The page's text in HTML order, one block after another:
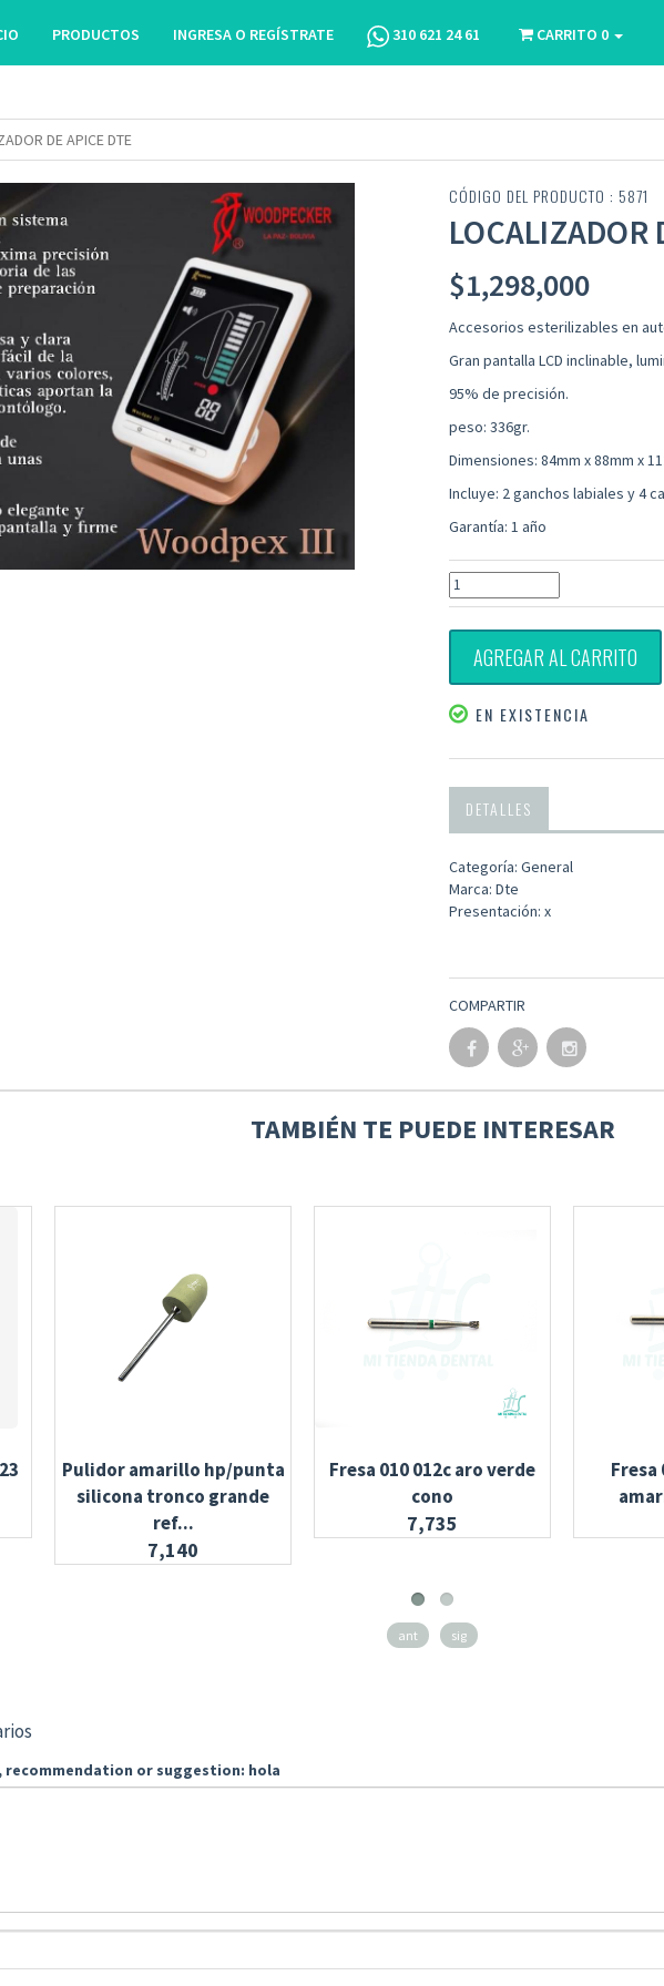
PRODUCTOS INGRESA O REGÍSTRATE 310 621 24 61 CARRITO 0
DE APICE DTE
CÓDIGO DEL PRODUCTO : 5871
LOCALIZADOR
$1,298,000
Accesorios esterilizables en
Gran pantalla LCD inclinable,
95% de precisión.
peso: 336gr.
Dimensiones: 84mm x 88mm x
Incluye: 2 ganchos labiales y 4
Garantía: 1 año
AGREGAR AL CARRITO
EN EXISTENCIA
DETALLES
Categoría: General
Marca: Dte
Presentación: x
COMPARTIR
TAMBIÉN TE PUEDE INTERESAR
Pulidor amarillo hp/punta
silicona tronco grande
ref...
7,140
Fresa 010 012c aro verde
cono
7,735
Fresa
ant sig
recommendation or suggestion: hola